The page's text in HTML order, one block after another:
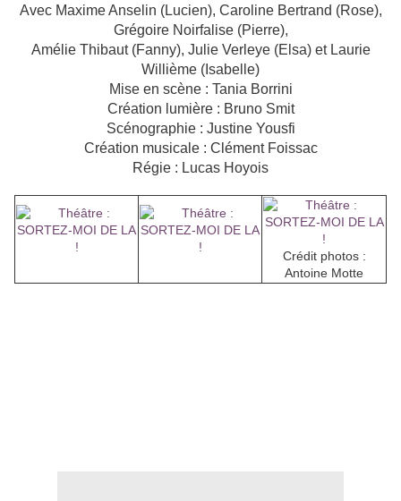
Avec Maxime Anselin (Lucien), Caroline Bertrand (Rose),
Grégoire Noirfalise (Pierre),
Amélie Thibaut (Fanny), Julie Verleye (Elsa) et Laurie
Willième (Isabelle)
Mise en scène : Tania Borrini
Création lumière : Bruno Smit
Scénographie : Justine Yousfi
Création musicale : Clément Foissac
Régie : Lucas Hoyois
Crédit photos :
Antoine Motte